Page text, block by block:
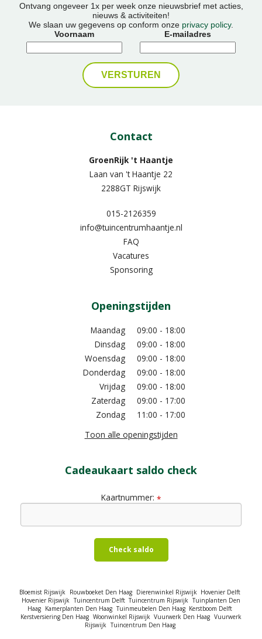
Ontvang ongeveer 1x per week onze nieuwsbrief met acties,
nieuws & activiteiten!
We slaan uw gegevens op conform onze privacy policy.
Voornaam
E-mailadres
Contact
GroenRijk 't Haantje
Laan van 't Haantje 22
2288GT Rijswijk
015-2126359
info@tuincentrumhaantje.nl
FAQ
Vacatures
Sponsoring
Openingstijden
Maandag
09:00 - 18:00
Dinsdag
09:00 - 18:00
Woensdag
09:00 - 18:00
Donderdag
09:00 - 18:00
Vrijdag
09:00 - 18:00
Zaterdag
09:00 - 17:00
Zondag
11:00 - 17:00
Toon alle openingstijden
Cadeaukaart saldo check
Kaartnummer: *
Check saldo
Bloemist Rijswijk Rouwboeket Den Haag Dierenwinkel Rijswijk Hovenier Delft
Hovenier Rijswijk Tuincentrum Delft Tuincentrum Rijswijk Tuinplanten Den
Haag Kamerplanten Den Haag Tuinmeubelen Den Haag Kerstboom Delft
Kerstversiering Den Haag Woonwinkel Rijswijk Vuurwerk Den Haag Vuurwerk
Rijswijk Tuincentrum Den Haag